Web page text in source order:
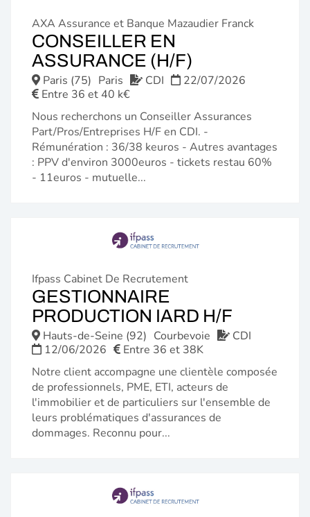
AXA Assurance et Banque Mazaudier Franck
CONSEILLER EN
ASSURANCE (H/F)
FENÊTRE)
Paris (75) Paris CDI
22/07/2026
Entre 36 et 40 k€
Nous recherchons un Conseiller Assurances
Part/Pros/Entreprises H/F en CDI. -
Rémunération : 36/38 keuros - Autres avantages
: PPV d'environ 3000euros - tickets restau 60%
- 11euros - mutuelle...
Ifpass Cabinet De Recrutement
GESTIONNAIRE
PRODUCTION IARD H/F
Hauts-de-Seine (92) Courbevoie
CDI
12/06/2026
Entre 36 et 38K
Notre client accompagne une clientèle composée
de professionnels, PME, ETI, acteurs de
l'immobilier et de particuliers sur l'ensemble de
leurs problématiques d'assurances de
dommages. Reconnu pour...